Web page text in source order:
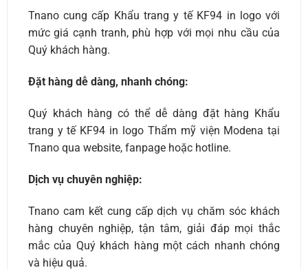
Tnano cung cấp Khẩu trang y tế KF94 in logo với
mức giá cạnh tranh, phù hợp với mọi nhu cầu của
Quý khách hàng.
Đặt hàng dễ dàng, nhanh chóng:
Quý khách hàng có thể dễ dàng đặt hàng Khẩu
trang y tế KF94 in logo Thẩm mỹ viện Modena tại
Tnano qua website, fanpage hoặc hotline.
Dịch vụ chuyên nghiệp:
Tnano cam kết cung cấp dịch vụ chăm sóc khách
hàng chuyên nghiệp, tận tâm, giải đáp mọi thắc
mắc của Quý khách hàng một cách nhanh chóng
và hiệu quả.